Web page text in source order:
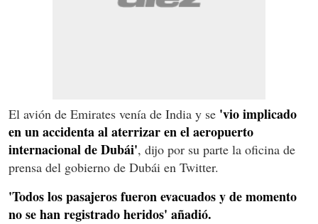
El avión de Emirates venía de India y se 'vio implicado
en un accidenta al aterrizar en el aeropuerto
internacional de Dubái', dijo por su parte la oficina de
prensa del gobierno de Dubái en Twitter.
'Todos los pasajeros fueron evacuados y de momento
no se han registrado heridos' añadió.